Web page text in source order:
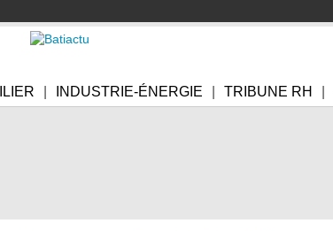
INDUSTRIE-ÉNERGIE TRIBUNE RH